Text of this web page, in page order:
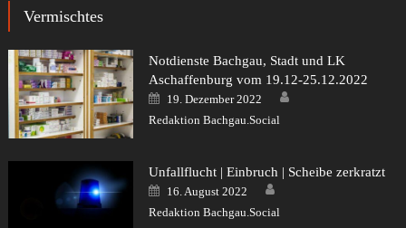
Vermischtes
Notdienste Bachgau, Stadt und LK
Aschaffenburg vom 19.12-25.12.2022
Posted
on
19. Dezember 2022
Redaktion Bachgau.Social
Unfallflucht | Einbruch | Scheibe zerkratzt
Posted
on
16. August 2022
Redaktion Bachgau.Social